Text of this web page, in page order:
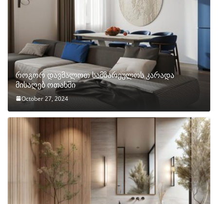
როგორ დავმალოთ სამზარეულოს კარადა
მისაღებ ოთახში
October 27, 2024